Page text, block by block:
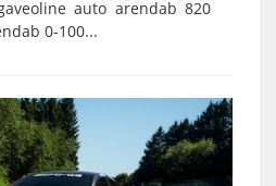
auto arendab 820
0-100...